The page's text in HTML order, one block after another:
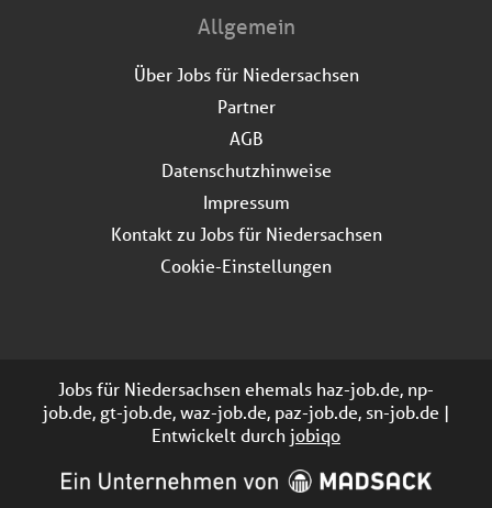
Allgemein
Über Jobs für Niedersachsen
Partner
AGB
Datenschutzhinweise
Impressum
Kontakt zu Jobs für Niedersachsen
Cookie-Einstellungen
Jobs für Niedersachsen ehemals haz-job.de, np-
job.de, gt-job.de, waz-job.de, paz-job.de, sn-job.de |
Entwickelt durchjobiqo